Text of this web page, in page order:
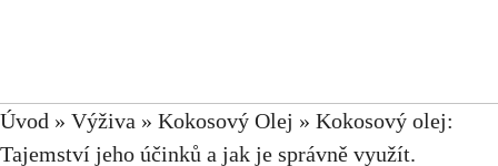
Úvod » Výživa » Kokosový Olej » Kokosový olej:
Tajemství jeho účinků a jak je správně využít.